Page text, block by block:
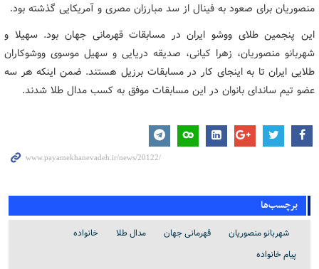
منصوریان برای صعود به فینال از سد مبارزان مصری و آمریکایی گذشته بود.
این پنجمین طلای ووشو ایران در مسابقات قهرمانی جهان بود. سهیلا و
شهربانو منصوریان، زهرا کیانی، صدیقه دریایی و سهیل موسوی ووشوکاران
طلایی ایران تا به اینجای کار در مسابقات برزیل هستند. ضمن اینکه هر سه
عضو تیم ساندای بانوان در این مسابقات موفق به کسب مدال طلا شدند.
برچسب‌ها
شهربانو منصوریان قهرمانی جهان مدال طلا
خانواده
پیام خانواده